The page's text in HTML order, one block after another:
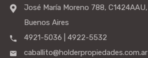
José María Moreno 788, C1424AAU,
Buenos Aires
4921-5036 | 4922-5532
caballito@holderpropiedades.com.ar